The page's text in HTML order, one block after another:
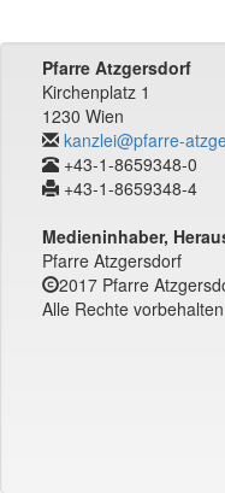
Pfarre Atzgersdorf
Kirchenplatz 1
1230 Wien
kanzlei@pfarre-
+43-1-8659348-0
+43-1-8659348-4
Medieninhaber,
Pfarre Atzgersdorf
2017 Pfarre
Alle Rechte vorbehalten